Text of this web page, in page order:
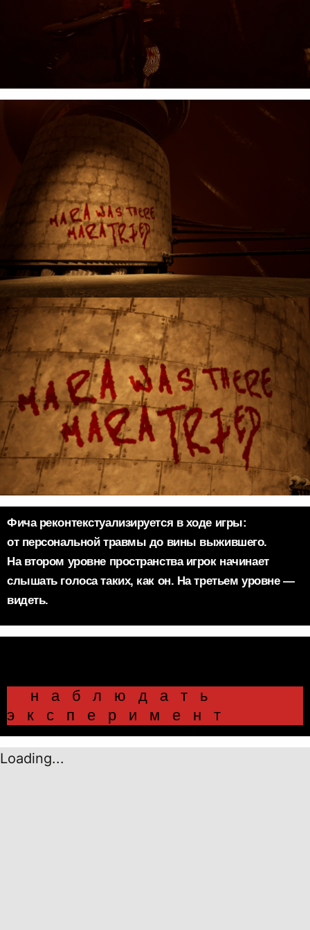
Фича реконтекстуализируется в ходе игры:
от персональной травмы до вины выжившего.
На втором уровне пространства игрок начинает
слышать голоса таких, как он. На третьем уровне —
⠀наблюдать
эксперимент
Loading...